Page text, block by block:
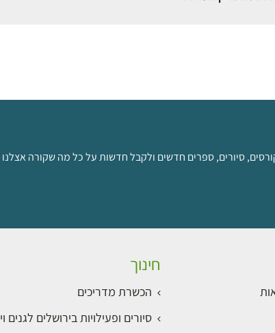
סיורים, ספרים חדשים ולקבל חדשות על כל מה שקורה אצלנו
חינוך
הכשרת מדריכים
סיורים ופעילויות בירושלים לגנים